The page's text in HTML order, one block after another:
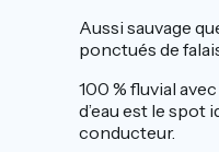
Aussi sauvage
ponctués de
100 % fluvial
d’eau est le spot
conducteur.